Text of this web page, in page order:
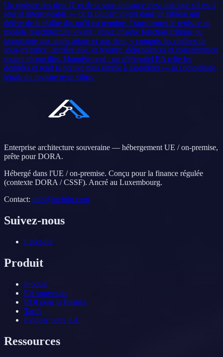
Un registre des tiers IT et de la sous-traitance n'est utile que s'il est à
jour et interrogeable — or la plupart vivent dans un tableur qui
dérive de la réalité dès qu'il est terminé. Transformez le registre en
modèle d'architecture vivant : reliez chaque fonction critique ou
importante aux applications et aux tiers, y compris les chaînes de
sous-traitance, derrière elle, et registre, dépendances et concentration
restent réconciliés. Honnêtement : un référentiel EA relie les
données et rend la preuve plus simple à assembler — la complétude
légale du registre reste vôtre.
Enterprise architecture souveraine — hébergement UE / on-premise,
prête pour DORA.
Hébergé dans l'UE / on-premise. Conçu pour la finance régulée
(contexte DORA / CSSF). Ancré au Luxembourg.
Contact: info@archilu.com
Suivez-nous
LinkedIn
Produit
Produit
EA souverain
ROI pour la finance
Tarifs
Évaluer votre EA
Ressources